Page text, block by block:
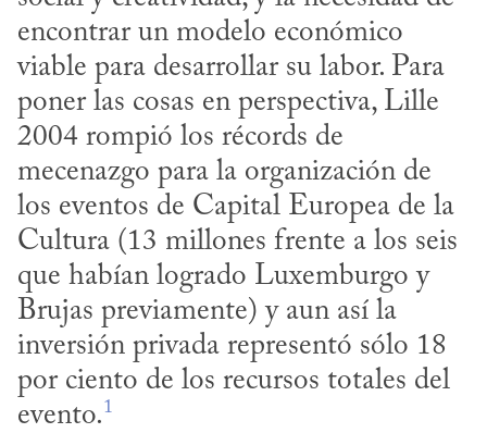
encontrar un modelo económico
viable para desarrollar su labor. Para
poner las cosas en perspectiva, Lille
2004 rompió los récords de
mecenazgo para la organización de
los eventos de Capital Europea de la
Cultura (13 millones frente a los seis
que habían logrado Luxemburgo y
Brujas previamente) y aun así la
inversión privada representó sólo 18
por ciento de los recursos totales del
evento.1